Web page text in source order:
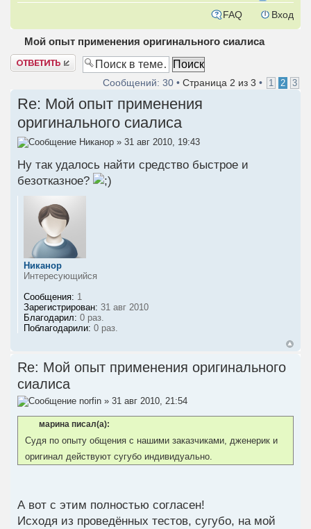
FAQ Вход
Мой опыт применения оригинального сиалиса
Ответить
Сообщений: 30 • Страница 2 из 3 • 1 2 3
Re: Мой опыт применения
оригинального сиалиса
Никанор » 31 авг 2010, 19:43
Ну так удалось найти средство быстрое и
безотказное?
Никанор
Интересующийся
Сообщения: 1
Зарегистрирован: 31 авг 2010
Благодарил: 0 раз.
Поблагодарили: 0 раз.
Re: Мой опыт применения оригинального
сиалиса
norfin » 31 авг 2010, 21:54
марина писал(а):
Судя по опыту общения с нашими заказчиками, дженерик и
оригинал действуют сугубо индивидуально.
А вот с этим полностью согласен!
Исходя из проведённых тестов, сугубо, на мой